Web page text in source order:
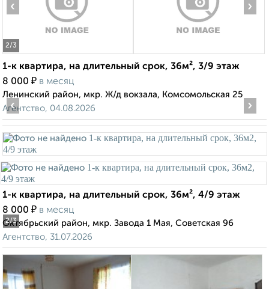
2/3
‹ ›
1-к квартира, на длительный срок, 36м², 3/9 этаж
8 000 ₽ в месяц
Ленинский район, мкр. Ж/д вокзала, Комсомольская 25
Агентство, 04.08.2026
2/3
‹ ›
1-к квартира, на длительный срок, 36м², 4/9 этаж
8 000 ₽ в месяц
Октябрьский район, мкр. Завода 1 Мая, Советская 96
Агентство, 31.07.2026